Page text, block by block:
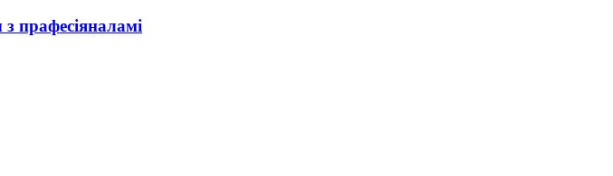
прафесіяналамі